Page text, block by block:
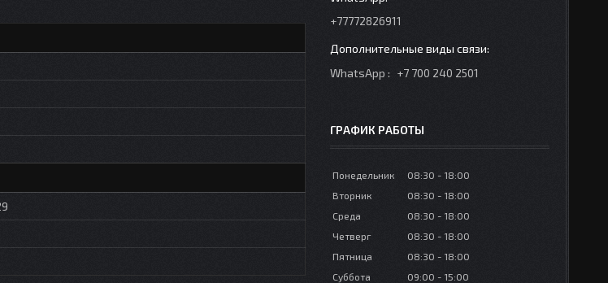
+77772826911
WhatsApp +7 700 240 2501
ГРАФИК РАБОТЫ
Понедельник 08:30
18:00
Вторник
08:30
18:00
Среда
08:30
18:00
Четверг
08:30
18:00
Пятница
08:30
18:00
Суббота
09:00
15:00